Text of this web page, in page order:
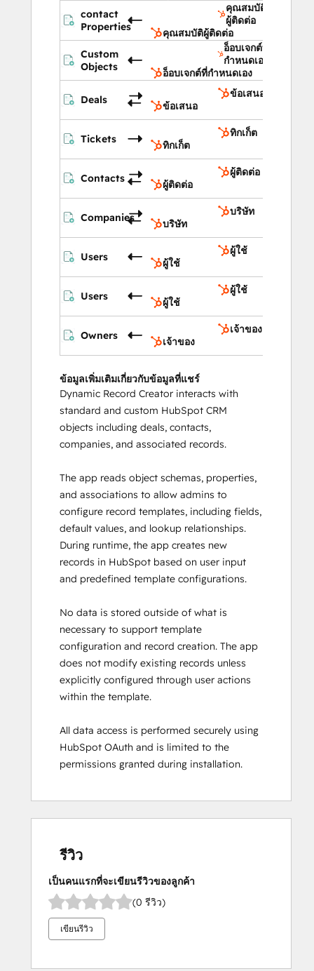
contact
Properties
คุณสมบัติ
ผู้ติดต่อ
คุณสมบัติผู้ติดต่อ
Custom
Objects
อ็อบเจกต์ที่
กำหนดเอง
อ็อบเจกต์ที่กำหนดเอง
Deals
ข้อเสนอ
ข้อเสนอ
Tickets
ทิกเก็ต
ทิกเก็ต
Contacts
ผู้ติดต่อ
ผู้ติดต่อ
Companies
บริษัท
บริษัท
Users
ผู้ใช้
ผู้ใช้
Users
ผู้ใช้
ผู้ใช้
Owners
เจ้าของ
เจ้าของ
ข้อมูลเพิ่มเติมเกี่ยวกับข้อมูลที่แชร์
Dynamic Record Creator interacts with
standard and custom HubSpot CRM
objects including deals, contacts,
companies, and associated records.
The app reads object schemas, properties,
and associations to allow admins to
configure record templates, including fields,
default values, and lookup relationships.
During runtime, the app creates new
records in HubSpot based on user input
and predefined template configurations.
No data is stored outside of what is
necessary to support template
configuration and record creation. The app
does not modify existing records unless
explicitly configured through user actions
within the template.
All data access is performed securely using
HubSpot OAuth and is limited to the
permissions granted during installation.
รีวิว
เป็นคนแรกที่จะเขียนรีวิวของลูกค้า
(0 รีวิว)
เขียนรีวิว